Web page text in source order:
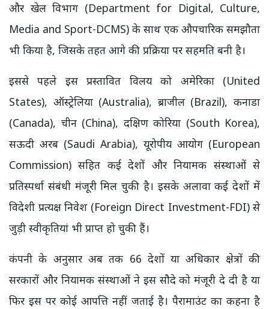
और खेल विभाग (Department for Digital, Culture,
Media and Sport-DCMS) के साथ एक औपचारिक समझौता
भी किया है, जिसके तहत आगे की प्रक्रिया पर सहमति बनी है।
इससे पहले इस प्रस्तावित विलय को अमेरिका (United
States), ऑस्ट्रेलिया (Australia), ब्राजील (Brazil), कनाडा
(Canada), चीन (China), दक्षिण कोरिया (South Korea),
सऊदी अरब (Saudi Arabia), यूरोपीय आयोग (European
Commission) सहित कई देशों और नियामक संस्थाओं से
प्रतिस्पर्धा संबंधी मंजूरी मिल चुकी है। इसके अलावा कई देशों में
विदेशी प्रत्यक्ष निवेश (Foreign Direct Investment-FDI) से
जुड़ी स्वीकृतियां भी प्राप्त हो चुकी हैं।
कंपनी के अनुसार अब तक 66 देशों या अधिकार क्षेत्रों की
सरकारों और नियामक संस्थाओं ने इस सौदे को मंजूरी दे दी है या
फिर इस पर कोई आपत्ति नहीं जताई है। पैरामाउंट का कहना है